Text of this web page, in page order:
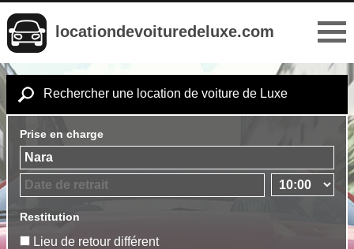
locationdevoituredeluxe.com
Rechercher une location de voiture de Luxe
Prise en charge
Restitution
Lieu de retour différent